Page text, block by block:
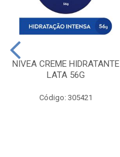
NIVEA CREME HIDRATANTE
LATA 56G
Código: 305421